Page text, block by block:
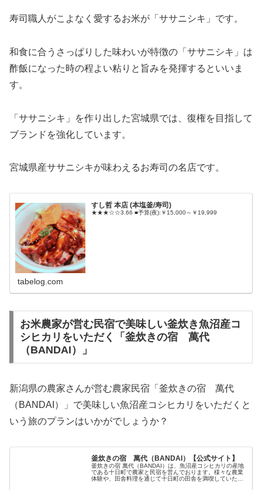
寿司職人がこよなく愛するお米が「ササニシキ」です。
和食に合うさっぱりした味わいが特徴の「ササニシキ」は
酢飯になった時の程よい粘りと旨みを発揮するといいま
す。
「ササニシキ」を作り出した宮城県では、復権を目指して
ブランドを強化しています。
宮城県産ササニシキが味わえるお寿司の名店です。
すし哲 本店 (本塩釜/寿司)
★★★☆☆3.66 ■予算(夜):￥15,000～￥19,999
tabelog.com
お米農家が営む民宿で美味しい釜炊き魚沼産コ
シヒカリをいただく「釜炊きの宿 萬代
（BANDAI）」
新潟県の農家さんが営む農家民宿「釜炊きの宿 萬代
（BANDAI）」で美味しい魚沼産コシヒカリをいただくと
いう旅のプランはいかがでしょうか？
釜炊きの宿 萬代（BANDAI）【公式サイト】
釜炊きの宿 萬代（BANDAI）は、魚沼産コシヒカリの産地
である十日町で農家と民宿を営んでおります。様々な農業
体験や、田舎料理を通じて十日町の田舎を満喫していただ